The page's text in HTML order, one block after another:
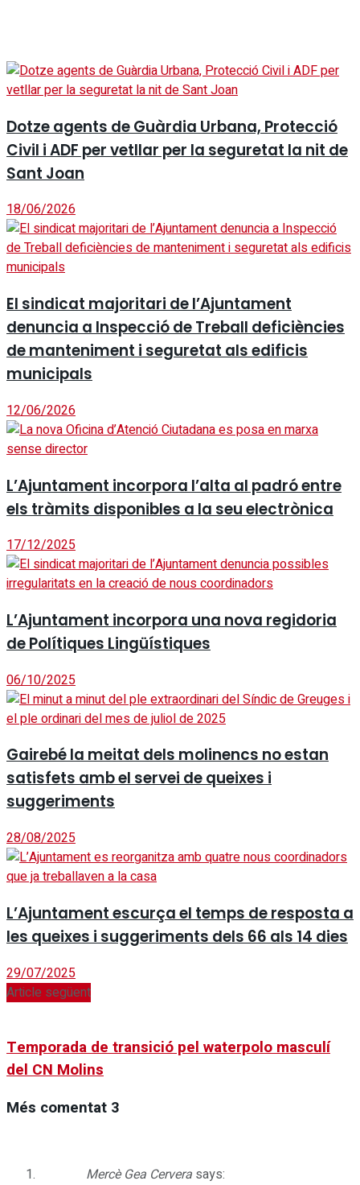
Dotze agents de Guàrdia Urbana, Protecció
Civil i ADF per vetllar per la seguretat la nit de
Sant Joan
18/06/2026
El sindicat majoritari de l’Ajuntament
denuncia a Inspecció de Treball deficiències
de manteniment i seguretat als edificis
municipals
12/06/2026
L’Ajuntament incorpora l’alta al padró entre
els tràmits disponibles a la seu electrònica
17/12/2025
L’Ajuntament incorpora una nova regidoria
de Polítiques Lingüístiques
06/10/2025
Gairebé la meitat dels molinencs no estan
satisfets amb el servei de queixes i
suggeriments
28/08/2025
L’Ajuntament escurça el temps de resposta a
les queixes i suggeriments dels 66 als 14 dies
29/07/2025
Article següent
Temporada de transició pel waterpolo masculí
del CN Molins
Més comentat 3
Mercè Gea Cervera says: